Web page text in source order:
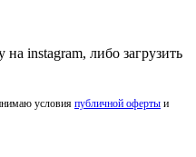
на instagram, либо загрузить
условия публичной оферты и